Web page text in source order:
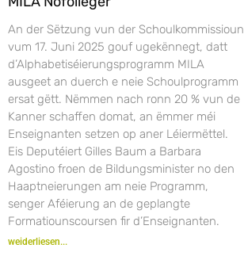
An der Sëtzung vun der Schoulkommissioun
vum 17. Juni 2025 gouf ugekënnegt, datt
d’Alphabetiséierungsprogramm MILA
ausgeet an duerch e neie Schoulprogramm
ersat gëtt. Nëmmen nach ronn 20 % vun de
Kanner schaffen domat, an ëmmer méi
Enseignanten setzen op aner Léiermëttel.
Eis Deputéiert Gilles Baum a Barbara
Agostino froen de Bildungsminister no den
Haaptneierungen am neie Programm,
senger Aféierung an de geplangte
Formatiounscoursen fir d’Enseignanten.
weiderliesen...